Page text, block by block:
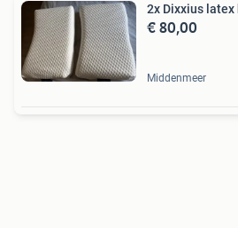
2x Dixxius
€ 80,00
Middenmeer